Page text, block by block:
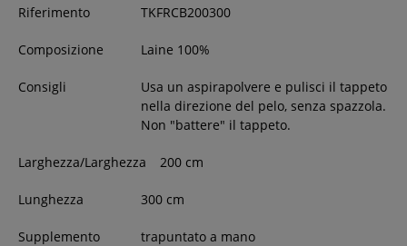
Riferimento TKFRCB200300
Composizione Laine 100%
Consigli
Usa un aspirapolvere e pulisci il tappeto
nella direzione del pelo, senza spazzola.
Non "battere" il tappeto.
Larghezza/Larghezza 200 cm
Lunghezza 300cm
Supplemento trapuntato a mano